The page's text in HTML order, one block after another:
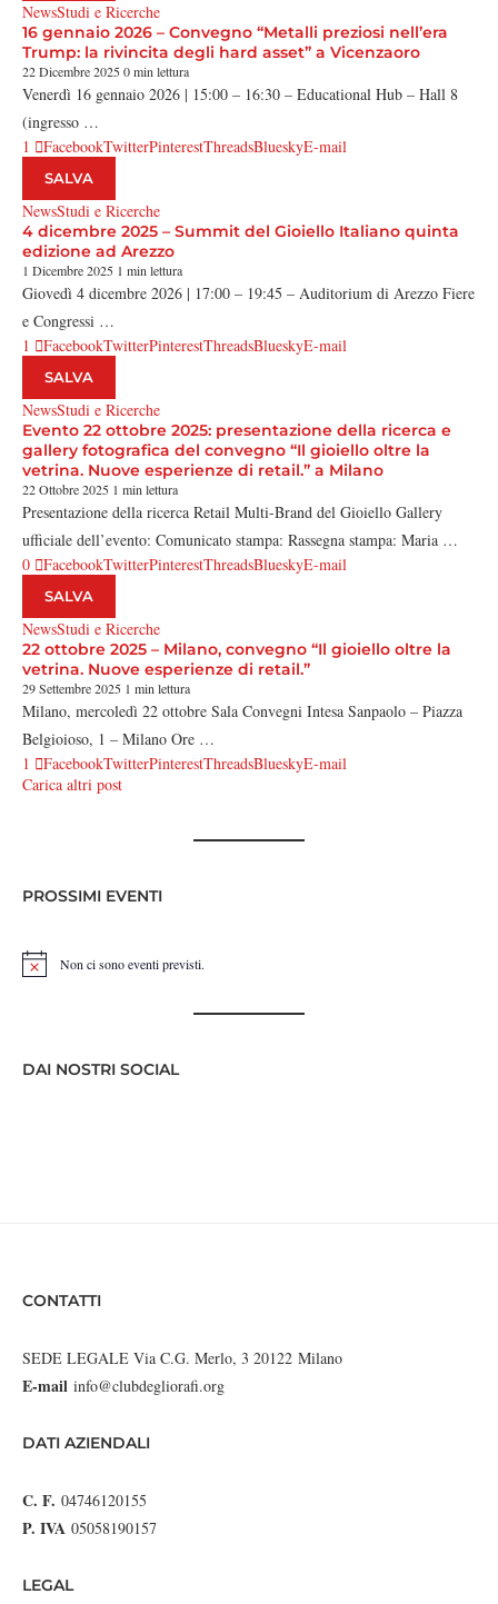
NewsStudi e Ricerche
16 gennaio 2026 – Convegno “Metalli preziosi nell’era
Trump: la rivincita degli hard asset” a Vicenzaoro
22 Dicembre 20250 min lettura
Venerdì 16 gennaio 2026 | 15:00 – 16:30 – Educational Hub – Hall 8
(ingresso …
1
FacebookTwitterPinterestThreadsBlueskyE-mail
SALVA
NewsStudi e Ricerche
4 dicembre 2025 – Summit del Gioiello Italiano quinta
edizione ad Arezzo
1 Dicembre 2025 1 min lettura
Giovedì 4 dicembre 2026 | 17:00 – 19:45 – Auditorium di Arezzo Fiere
e Congressi …
1
FacebookTwitterPinterestThreadsBlueskyE-mail
SALVA
NewsStudi e Ricerche
Evento 22 ottobre 2025: presentazione della ricerca e
gallery fotografica del convegno “Il gioiello oltre la
vetrina. Nuove esperienze di retail.” a Milano
22 Ottobre 2025 1 min lettura
Presentazione della ricerca Retail Multi-Brand del Gioiello Gallery
ufficiale dell’evento: Comunicato stampa: Rassegna stampa: Maria …
0
FacebookTwitterPinterestThreadsBlueskyE-mail
SALVA
NewsStudi e Ricerche
22 ottobre 2025 – Milano, convegno “Il gioiello oltre la
vetrina. Nuove esperienze di retail.”
29 Settembre 2025 1 min lettura
Milano, mercoledì 22 ottobre Sala Convegni Intesa Sanpaolo – Piazza
Belgioioso, 1 – Milano Ore …
1
FacebookTwitterPinterestThreadsBlueskyE-mail
Carica altri post
PROSSIMI EVENTI
Notice Non ci sono eventi previsti.
DAI NOSTRI SOCIAL
CONTATTI
SEDE LEGALE Via C.G. Merlo, 3 20122 Milano
E-mail info@clubdegliorafi.org
DATI AZIENDALI
C. F. 04746120155
P. IVA 05058190157
LEGAL